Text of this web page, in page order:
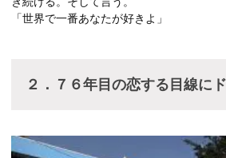
「世界で一番あなたが好きよ」
２．７６年目の恋する目線に